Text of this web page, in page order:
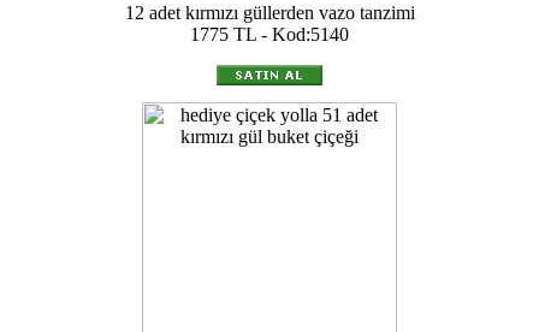
12 adet kırmızı güllerden vazo tanzimi
1775 TL - Kod:5140